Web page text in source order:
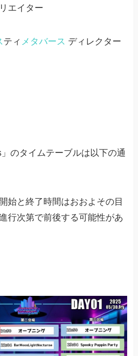
エイター
ティ メタバース ディレクター
」のタイムテーブルは以下の通
始と終了時間はおおよその目
行次第で前後する可能性があ